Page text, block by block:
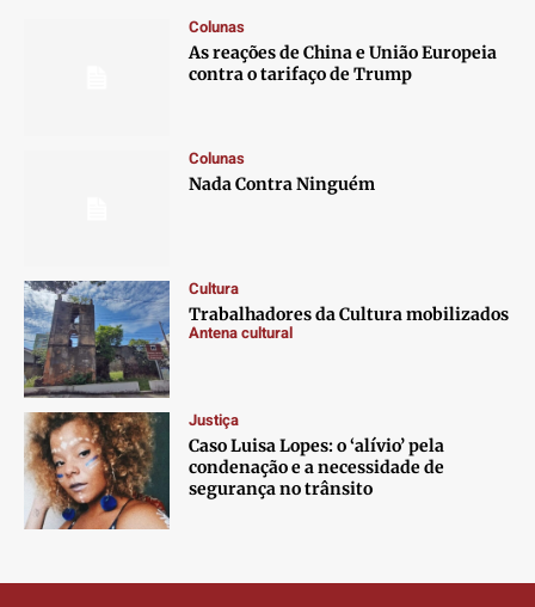
Colunas
As reações de China e União Europeia
contra o tarifaço de Trump
Colunas
Nada Contra Ninguém
Cultura
Trabalhadores da Cultura mobilizados
Antena cultural
Justiça
Caso Luisa Lopes: o ‘alívio’ pela
condenação e a necessidade de
segurança no trânsito